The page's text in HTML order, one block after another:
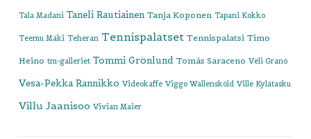
Tala Madani Taneli Rautiainen Tanja Koponen Tapani Kokko
Teemu Mäki Teheran Tennispalatset Tennispalatsi Timo
Heino tm-galleriet Tommi Grönlund Tomás Saraceno Veli Granö
Vesa-Pekka Rannikko Videokaffe Viggo Wallensköld Ville Kylätasku
Villu Jaanisoo Vivian Maier